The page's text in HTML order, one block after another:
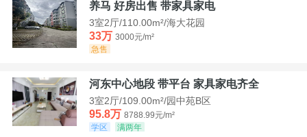
养马 好房出售 带家具家电
3室2厅/110.00m²/海大花园
33万 3000元/m²
急售
河东中心地段 带平台 家具家电齐全
3室2厅/109.00m²/园中苑B区
95.8万 8788.99元/m²
学区
满两年